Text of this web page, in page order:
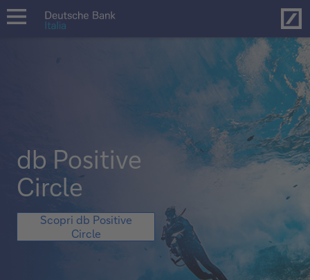
open
db Positive
Circle
db
Positive
Circle
Scopri db Positive
Circle